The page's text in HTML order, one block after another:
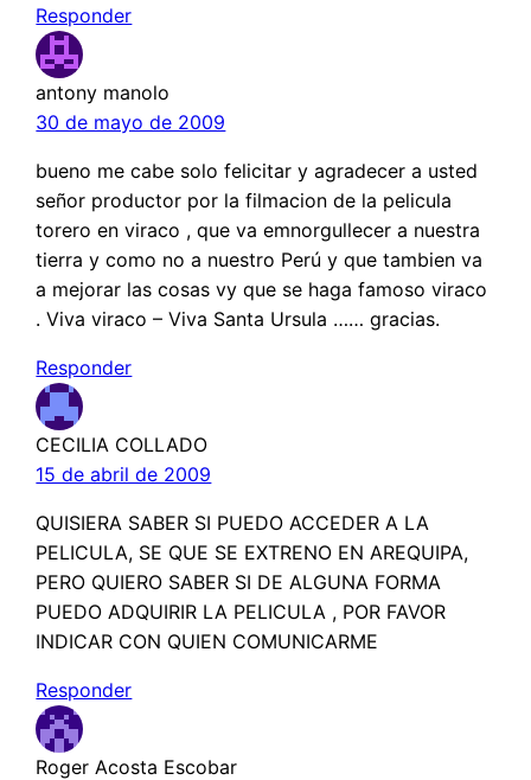
Responder
antony manolo
30 de mayo de 2009
bueno me cabe solo felicitar y agradecer a usted
señor productor por la filmacion de la pelicula
torero en viraco , que va emnorgullecer a nuestra
tierra y como no a nuestro Perú y que tambien va
a mejorar las cosas vy que se haga famoso viraco
. Viva viraco – Viva Santa Ursula …… gracias.
Responder
CECILIA COLLADO
15 de abril de 2009
QUISIERA SABER SI PUEDO ACCEDER A LA
PELICULA, SE QUE SE EXTRENO EN AREQUIPA,
PERO QUIERO SABER SI DE ALGUNA FORMA
PUEDO ADQUIRIR LA PELICULA , POR FAVOR
INDICAR CON QUIEN COMUNICARME
Responder
Roger Acosta Escobar